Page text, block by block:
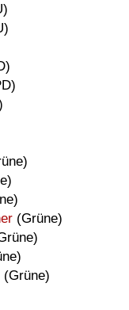
(Grüne)
(Grüne)